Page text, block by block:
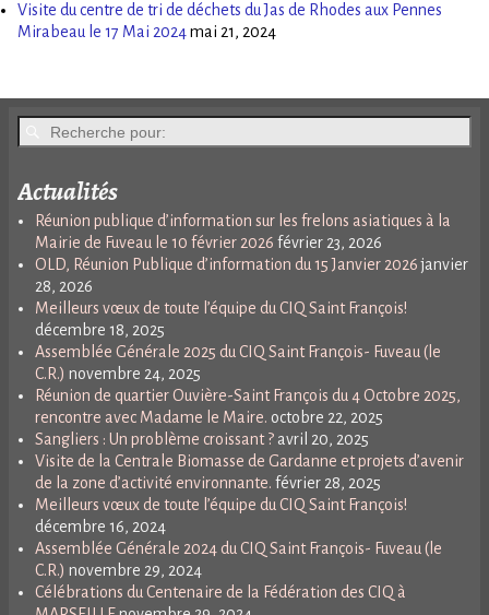
Visite du centre de tri de déchets du Jas de Rhodes aux Pennes
Mirabeau le 17 Mai 2024mai 21, 2024
Actualités
Réunion publique d’information sur les frelons asiatiques à la
Mairie de Fuveau le 10 février 2026 février 23, 2026
OLD, Réunion Publique d’information du 15 Janvier 2026 janvier
28, 2026
Meilleurs vœux de toute l’équipe du CIQ Saint François!
décembre 18, 2025
Assemblée Générale 2025 du CIQ Saint François- Fuveau (le
C.R.) novembre 24, 2025
Réunion de quartier Ouvière-Saint François du 4 Octobre 2025,
rencontre avec Madame le Maire. octobre 22, 2025
Sangliers : Un problème croissant ? avril 20, 2025
Visite de la Centrale Biomasse de Gardanne et projets d’avenir
de la zone d’activité environnante. février 28, 2025
Meilleurs vœux de toute l’équipe du CIQ Saint François!
décembre 16, 2024
Assemblée Générale 2024 du CIQ Saint François- Fuveau (le
C.R.) novembre 29, 2024
Célébrations du Centenaire de la Fédération des CIQ à